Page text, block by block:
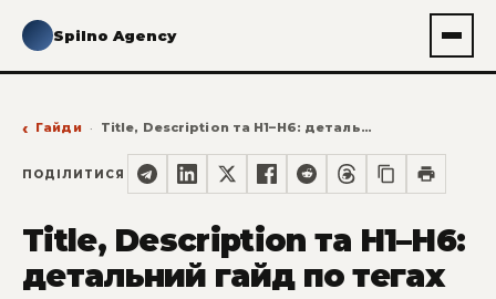
Spilno Agency
Гайди Title, Description та H1–H6: детальний гайд по тегах
ПОДІЛИТИСЯ
Title, Description та H1–H6:
детальний гайд по тегах